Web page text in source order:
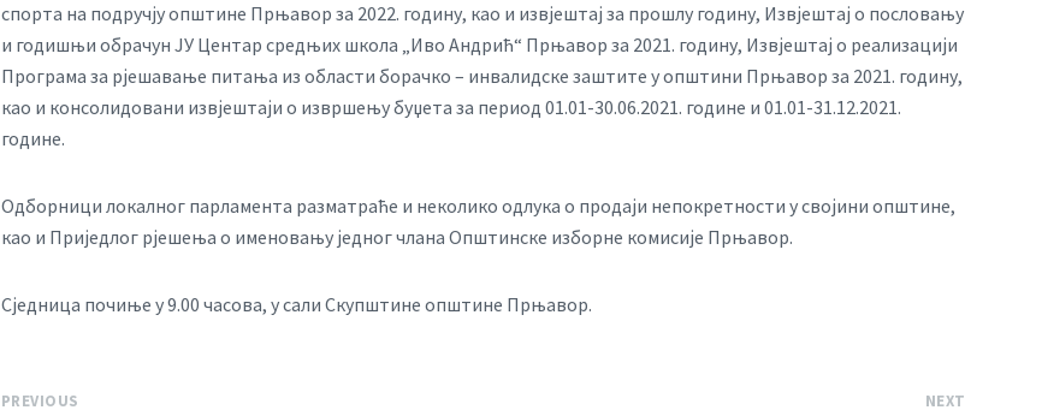
спорта на подручју општине Прњавор за 2022. годину, као и извјештај за прошлу годину, Извјештај о пословању
и годишњи обрачун ЈУ Центар средњих школа „Иво Андрић“ Прњавор за 2021. годину, Извјештај о реализацији
Програма за рјешавање питања из области борачко – инвалидске заштите у општини Прњавор за 2021. годину,
као и консолидовани извјештаји о извршењу буџета за период 01.01-30.06.2021. године и 01.01-31.12.2021.
године.
Одборници локалног парламента разматраће и неколико одлука о продаји непокретности у својини општине,
као и Приједлог рјешења о именовању једног члана Општинске изборне комисије Прњавор.
Сједница почиње у 9.00 часова, у сали Скупштине општине Прњавор.
PREVIOUS NEXT